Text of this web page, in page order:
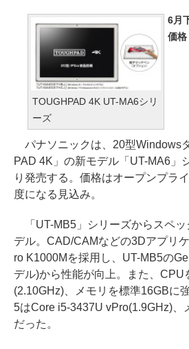
TOUGHPAD 4K UT-MA6シリ
ーズ
6月
価格
パナソニックは、20型Windows
PAD 4K」の新モデル「UT-MA6」
り発売する。価格はオープンプラ
度になる見込み。
「UT-MB5」シリーズからスペッ
デル。CAD/CAMなどの3Dアプリ
ro K1000Mを採用し、UT-MB5の
デル)から性能が向上。また、CPU
(2.10GHz)、メモリを標準16GBに
5はCore i5-3437U vPro(1.9GHz)、
だった。